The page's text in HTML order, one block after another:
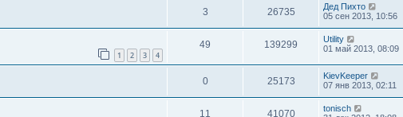
3 26735
Дед Пихто
05 сен 2013, 10:56
1 2 3 4
49 139299
Utility
01 май 2013, 08:09
0 25173
KievKeeper
07 янв 2013, 02:11
11 41070
tonisch